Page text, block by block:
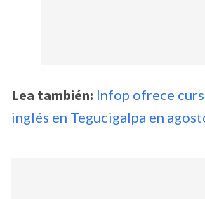
Lea también: Infop ofrece
inglés en Tegucigalpa en